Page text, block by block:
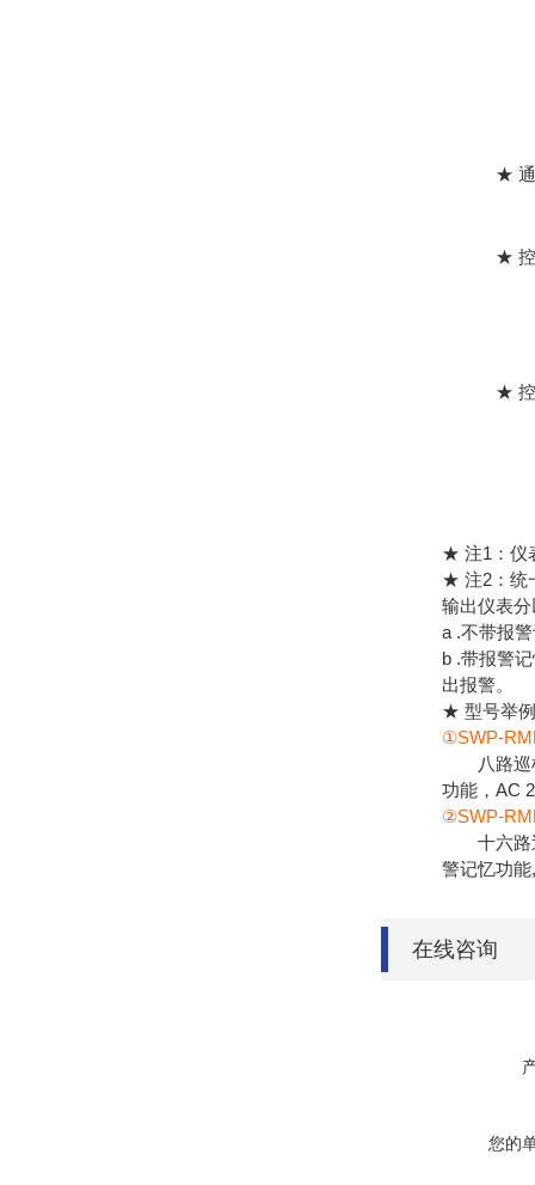
★
★ 控
★
★ 注1：仪
★ 注2：统
输出仪表
a .不带报
b .带报警
出报警。
★ 型号举
①SWP-
八路巡检
功能，AC
②SWP-
十六路巡
警记忆功
在线咨询
您的